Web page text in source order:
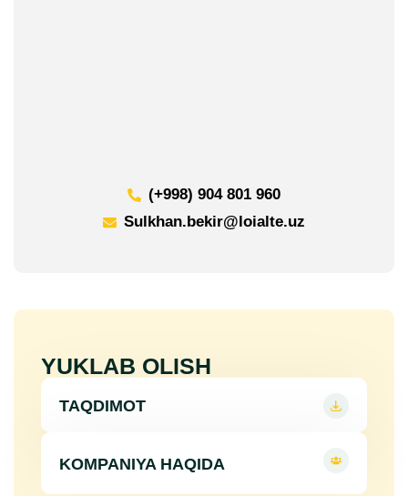
(+998) 904 801 960
Sulkhan.bekir@loialte.uz
YUKLAB OLISH
TAQDIMOT
KOMPANIYA HAQIDA